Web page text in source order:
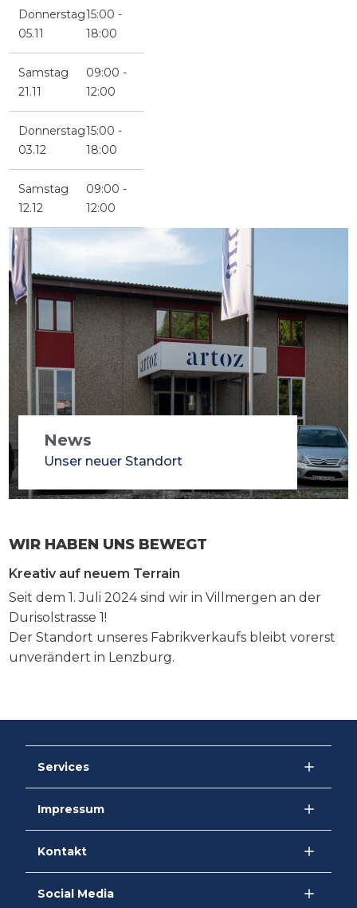
Donnerstag
05.11
15:00 -
18:00
Samstag
21.11
09:00 -
12:00
Donnerstag
03.12
15:00 -
18:00
Samstag
12.12
09:00 -
12:00
News
Unser neuer Standort
WIR HABEN UNS BEWEGT
Kreativ auf neuem Terrain
Seit dem 1. Juli 2024 sind wir in Villmergen an der
Durisolstrasse 1!
Der Standort unseres Fabrikverkaufs bleibt vorerst
unverändert in Lenzburg.
Kontakt
Social Media
Services
Impressum